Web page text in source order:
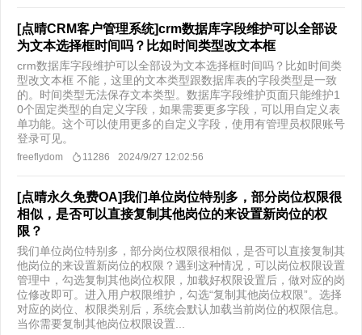
[点晴CRM客户管理系统]crm数据库字段维护可以全部设
为文本选择框时间吗？比如时间类型改文本框
crm数据库字段维护可以全部设为文本选择框时间吗？比如时间类
型改文本框 不能，这里的文本类型跟数据库表的字段类型是一致
的。时间类型无法保存文本类型。数据库字段维护页面只能维护1
0个固定类型的自定义字段，如果需要更多字段，可以用自定义表
单功能。这个可以使用更多的自定义字段，使用有管理员权限账号
登录可见。
freeflydom 11286 2024/9/27 12:02:56
[点晴永久免费OA]我们单位岗位特别多，部分岗位权限很
相似，是否可以直接复制其他岗位的来设置新岗位的权
限？
我们单位岗位特别多，部分岗位权限很相似，是否可以直接复制其
他岗位的来设置新岗位的权限？遇到这种情况，可以岗位权限设置
管理中，勾选复制其他岗位权限，加载好权限设置后，做对应的岗
位修改即可。进入用户权限维护，勾选“复制其他岗位权限”。选择
对应的岗位、权限类别后，系统会默认加载当前岗位的权限信息。
当你需要复制其他岗位权限设置...